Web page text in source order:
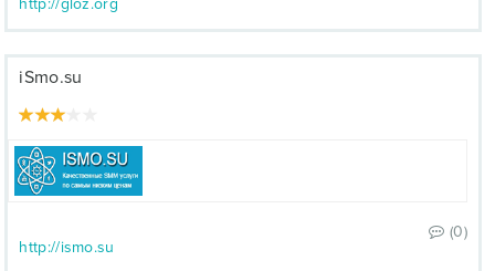
http://gloz.org
iSmo.su
(0)
http://ismo.su